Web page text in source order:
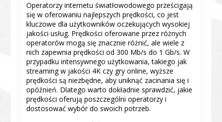
Operatorzy internetu światłowodowego prześcigają
się w oferowaniu najlepszych prędkości, co jest
kluczowe dla użytkowników oczekujących wysokiej
jakości usług. Prędkości oferowane przez różnych
operatorów mogą się znacznie różnić, ale wiele z
nich zapewnia prędkości od 300 Mb/s do 1 Gb/s. W
przypadku intensywnego użytkowania, takiego jak
streaming w jakości 4K czy gry online, wyższe
prędkości są niezbędne, aby uniknąć zacinania się i
opóźnień. Dlatego warto dokładnie sprawdzić, jakie
prędkości oferują poszczególni operatorzy i
dostosować wybór do swoich potrzeb.